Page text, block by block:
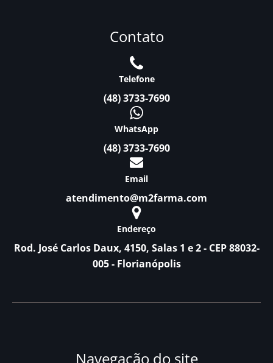
Contato
Telefone
(48) 3733-7690
WhatsApp
(48) 3733-7690
Email
atendimento@m2farma.com
Endereço
Rod. José Carlos Daux, 4150, Salas 1 e 2 - CEP 88032-
005 - Florianópolis
Navegação do site